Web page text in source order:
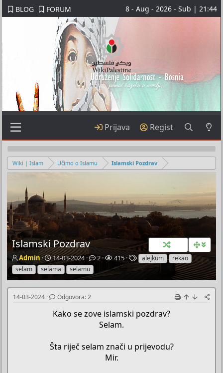
BLOG FORUM 8 - Aug - 2026 - Sub | 21:44
Prijava Regist
Wiki | Islam Učimo o Islamu Islamski Pozdrav
Islamski Pozdrav
P
o
k
e
t
Admin
P
o
č
t
n
i
u
14-03-2024
O
g
o
r
a
2
P
r
e
e
d
415
O
z
e
alejkum
rekao
selam
selama selamu
14-03-2024 Odgovora: 2
Kako se zove islamski pozdrav?
Selam.
Šta riječ selam znači u prijevodu?
Mir.